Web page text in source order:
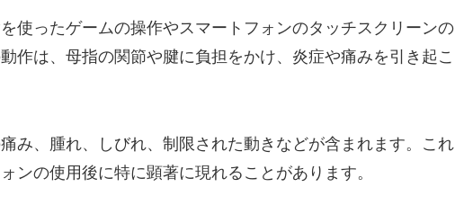
使ったゲームの操作やスマートフォンのタッチスクリーンの
作は、母指の関節や腱に負担をかけ、炎症や痛みを引き起こ
み、腫れ、しびれ、制限された動きなどが含まれます。これ
ンの使用後に特に顕著に現れることがあります。